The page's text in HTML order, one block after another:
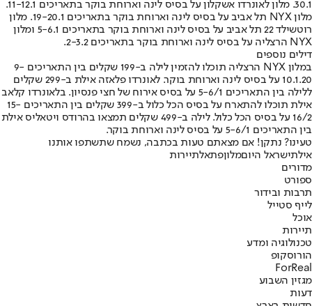
30.1. מלון לאונרדו אשקלון על בסיס לינה וארוחת בוקר בתאריכים 11-12.1.
מלון NYX תל אביב על בסיס לינה וארוחת בוקר בתאריכים 19-20.1. מלון
רוטשילד 22 תל אביב על בסיס לינה וארוחת בוקר בתאריכים 5-6.1 ומלון
NYX הרצליה על בסיס לינה וארוחת בוקר בתאריכים 2-3.2.
דילים נוספים
במלון NYX הרצליה תוכלו להזמין לילה ב-199 שקלים בין התאריכים 9-
10.1.20 על בסיס לינה וארוחת בוקר. לאונרדו פלאזה אילת ב-299 שקלים
ללילה בין התאריכים 5-6/1 על בסיס אירוח של חצי פנסיון. בלאונרדו קלאב
אילת תוכלו להתארח על בסיס הכל כלול ב-399 שקלים בין התאריכים 15-
16/2 על בסיס הכל כלול. לילה ב-499 שקלים תמצאו בהרודס ויטאליס אילת
בין התאריכים 5-6/1 על בסיס לינה וארוחת בוקר.
טעינו? נתקן! אם מצאתם טעות בכתבה, נשמח שתשתפו אותנו
אילתישראל היוםמלוןפתאלתיירות
מדורים
ספורט
תרבות ובידור
לייף סטייל
אוכל
תיירות
טכנולוגיה ומדע
הורוסקופ
ForReal
מגזין השבוע
דעות